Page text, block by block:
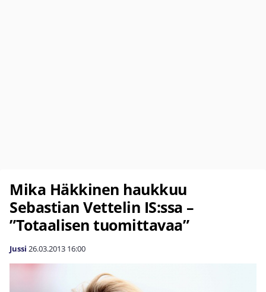
Mika Häkkinen haukkuu
Sebastian Vettelin IS:ssa –
”Totaalisen tuomittavaa”
Jussi 26.03.2013 16:00